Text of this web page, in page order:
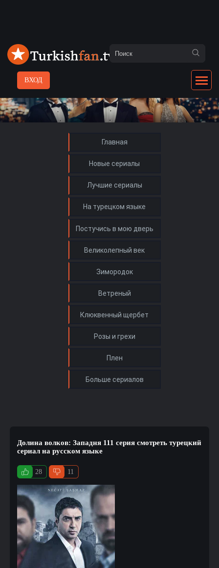
ВХОД
Главная
Новые сериалы
Лучшие сериалы
На турецком языке
Долина волков: Западня 111 серия смотреть турецкий
сериал на русском языке
28 11